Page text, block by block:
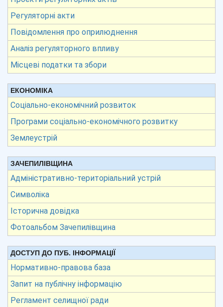
Регуляторні акти
Повідомлення про оприлюднення
Аналіз регуляторного впливу
Місцеві податки та збори
ЕКОНОМІКА
Соціально-економічний розвиток
Програми соціально-економічного розвитку
Землеустрій
ЗАЧЕПИЛІВЩИНА
Адміністративно-територіальний устрій
Символіка
Історична довідка
Фотоальбом Зачепилівщина
ДОСТУП ДО ПУБ. ІНФОРМАЦІЇ
Нормативно-правова база
Запит на публічну інформацію
Регламент селищної ради